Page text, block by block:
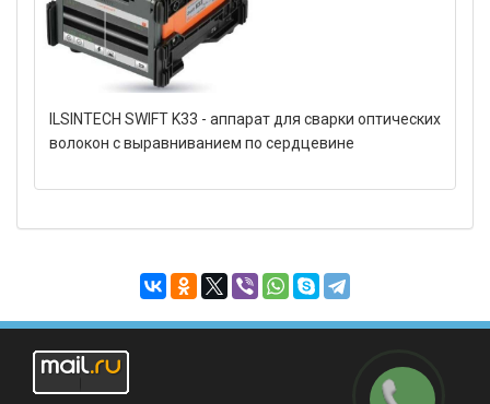
ILSINTECH SWIFT K33 - аппарат для сварки оптических
волокон с выравниванием по сердцевине
Заказать